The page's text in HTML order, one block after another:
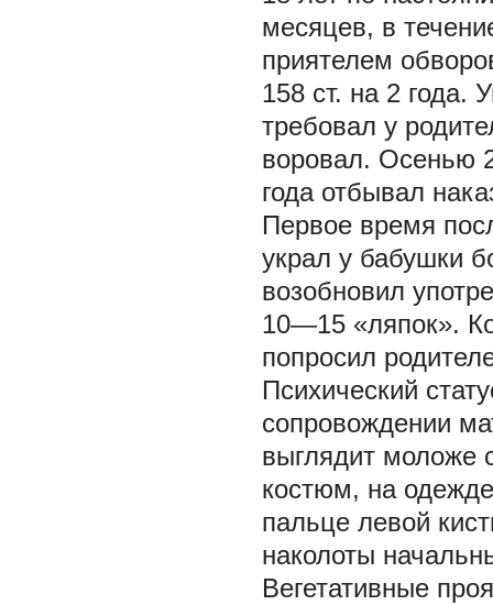
месяцев, в
приятелем
158 ст. на 2 года.
требовал у
воровал. Осенью
года отбывал
Первое время
украл у бабушки
возобновил
10—15 «ляпок».
попросил
Психический
сопровождении
выглядит моложе
костюм, на
пальце левой
наколоты
Вегетативные